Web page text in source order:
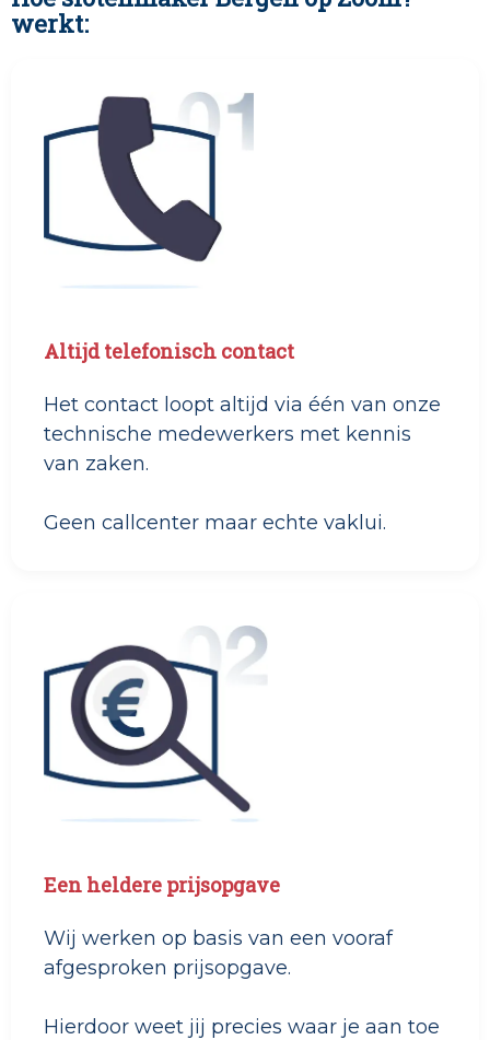
werkt:
Altijd telefonisch contact
Het contact loopt altijd via één van onze
technische medewerkers met kennis
van zaken.
Geen callcenter maar echte vaklui.
Een heldere prijsopgave
Wij werken op basis van een vooraf
afgesproken prijsopgave.
Hierdoor weet jij precies waar je aan toe